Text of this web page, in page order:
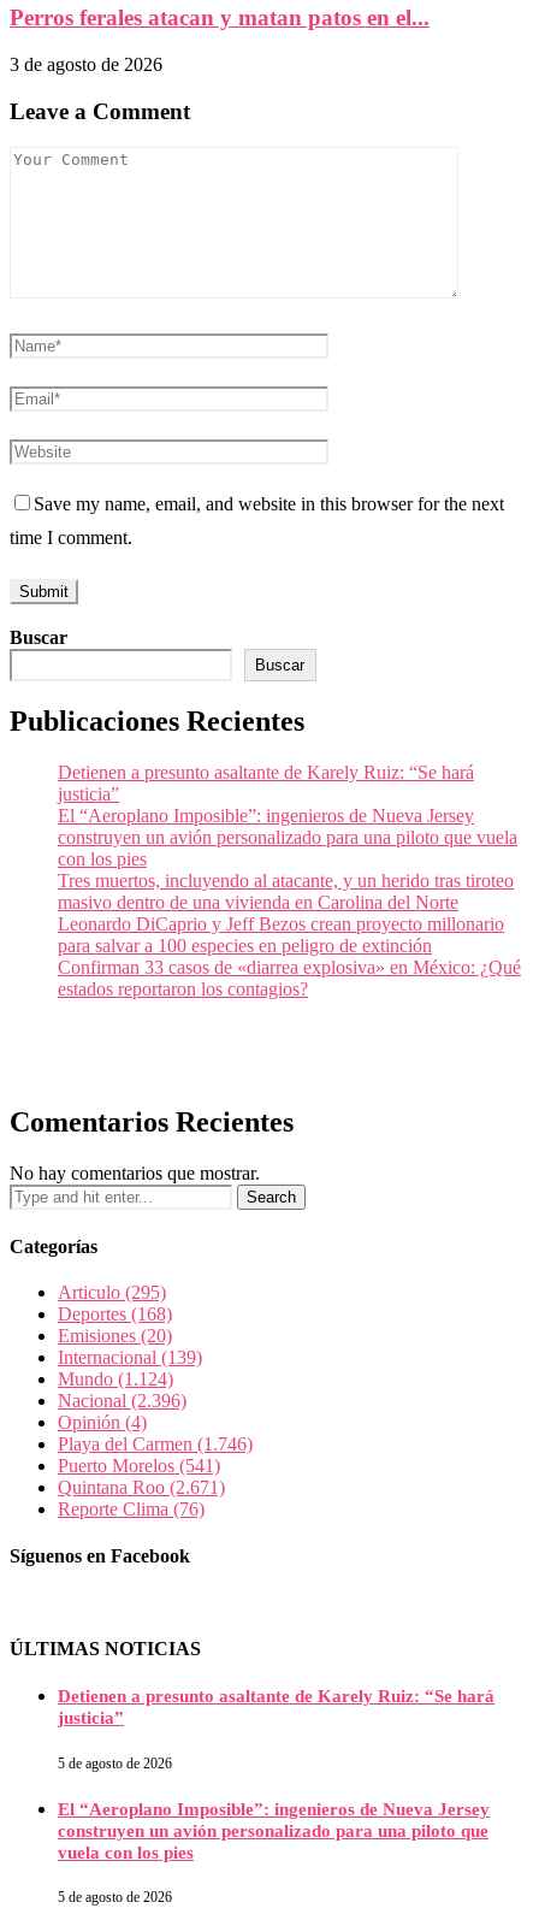
Perros ferales atacan y matan patos en el...
3 de agosto de 2026
Leave a Comment
Save my name, email, and website in this browser for the next
time I comment.
Buscar
Buscar
Publicaciones Recientes
Detienen a presunto asaltante de Karely Ruiz: “Se hará
justicia”
El “Aeroplano Imposible”: ingenieros de Nueva Jersey
construyen un avión personalizado para una piloto que vuela
con los pies
Tres muertos, incluyendo al atacante, y un herido tras tiroteo
masivo dentro de una vivienda en Carolina del Norte
Leonardo DiCaprio y Jeff Bezos crean proyecto millonario
para salvar a 100 especies en peligro de extinción
Confirman 33 casos de «diarrea explosiva» en México: ¿Qué
estados reportaron los contagios?
Comentarios Recientes
No hay comentarios que mostrar.
Categorías
Articulo (295)
Deportes (168)
Emisiones (20)
Internacional (139)
Mundo (1.124)
Nacional (2.396)
Opinión (4)
Playa del Carmen (1.746)
Puerto Morelos (541)
Quintana Roo (2.671)
Reporte Clima (76)
Síguenos en Facebook
ÚLTIMAS NOTICIAS
Detienen a presunto asaltante de Karely Ruiz: “Se hará
justicia”
5 de agosto de 2026
El “Aeroplano Imposible”: ingenieros de Nueva Jersey
construyen un avión personalizado para una piloto que
vuela con los pies
5 de agosto de 2026